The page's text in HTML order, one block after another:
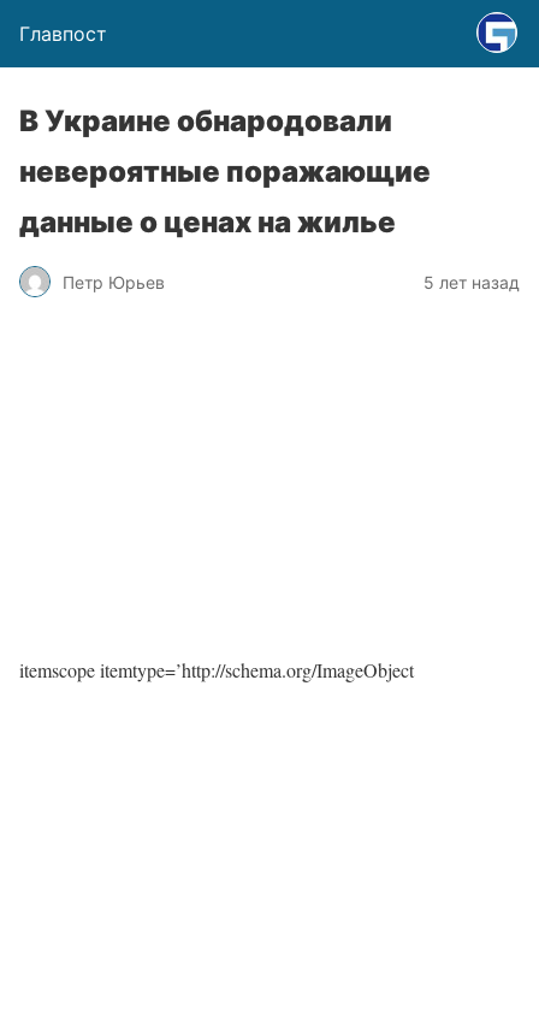
Главпост
В Украине обнародовали
невероятные поражающие
данные о ценах на жилье
Петр Юрьев 5 лет назад
itemscope itemtype=’http://schema.org/ImageObject